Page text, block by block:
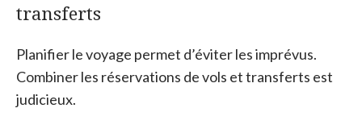
transferts
Planifier le voyage permet d’éviter les imprévus.
Combiner les réservations de vols et transferts est
judicieux.